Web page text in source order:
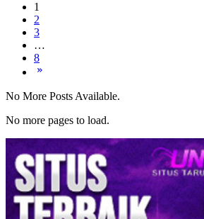
1
2
3
…
8
No More Posts Available.
No more pages to load.